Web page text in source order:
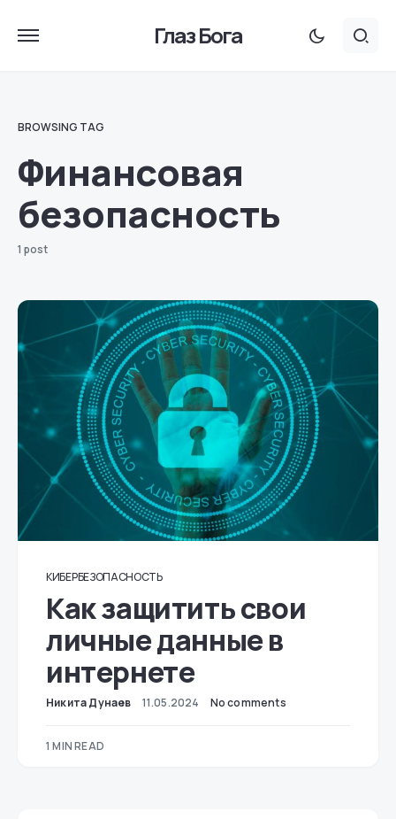
Глаз Бога
BROWSING TAG
Финансовая
безопасность
1 post
КИБЕРБЕЗОПАСНОСТЬ
Как защитить свои
личные данные в
интернете
Никита Дунаев 11.05.2024 No comments
1 MIN READ